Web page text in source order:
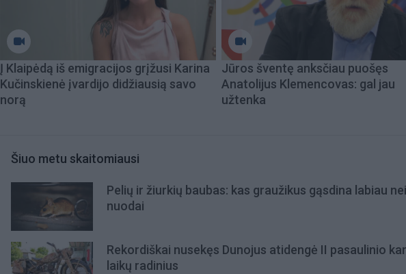
Į Klaipėdą iš emigracijos grįžusi Karina
Kučinskienė įvardijo didžiausią savo
norą
Jūros šventę anksčiau puošęs
Anatolijus Klemencovas: gal jau
užtenka
Šiuo metu skaitomiausi
Pelių ir žiurkių baubas: kas graužikus gąsdina labiau nei
nuodai
Rekordiškai nusekęs Dunojus atidengė II pasaulinio
laikų radinius